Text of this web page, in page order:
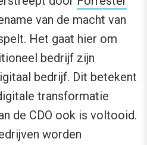
van de macht van
Het gaat hier om
bedrijf zijn
bedrijf. Dit betekent
transformatie
de CDO ook is voltooid.
worden